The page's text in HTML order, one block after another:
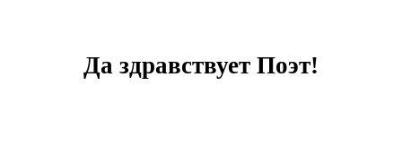
Да здравствует Поэт!